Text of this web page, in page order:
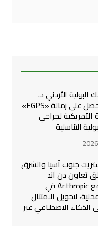
البولية الأردني د.
يمان التل يحصل على زمالة «FGPS»
لجراحي
التناسلية
جنوب آسيا والشرق
تعاون دن آند
برادستريت مع Anthropic في
لتحويل الامتثال
الذكاء الاصطناعي عبر